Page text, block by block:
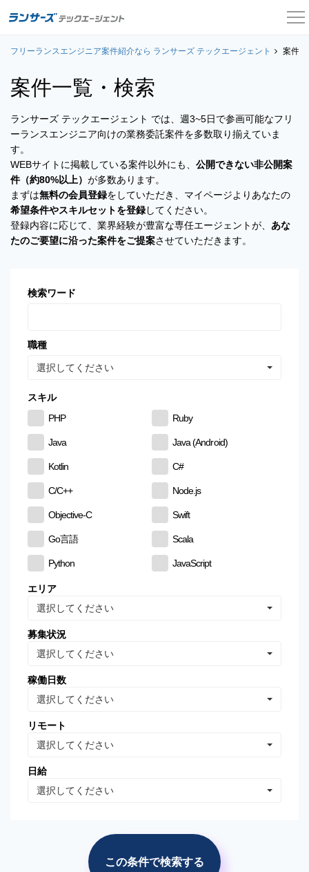
案件一覧
お役立ちコンテンツ
よくある質問
ログイン
会員登録
フリーランスエンジニア案件紹介なら ランサーズ テックエージェント 案件
案件一覧・検索
ランサーズ テックエージェント では、週3~5日で参画可能なフリ
ーランスエンジニア向けの業務委託案件を多数取り揃えていま
す。
WEBサイトに掲載している案件以外にも、 公開できない非公開案
件（約80%以上） が多数あります。
まずは無料の会員登録をしていただき、マイページよりあなたの
希望条件やスキルセットを登録してください。
登録内容に応じて、業界経験が豊富な専任エージェントが、 あな
たのご要望に沿った案件をご提案させていただきます。
検索ワード
職種
選択してください
スキル
PHP
Ruby
Java Java (Android)
Kotlin C#
C/C++ Node.js
Objective-C Swift
Go言語 Scala
Python JavaScript
CSS
MySQL
Oracle Database
Linux
VB.NET
WordPress
市場調査・分析 競合調査・分析
エリア
選択してください
募集状況
選択してください
稼働日数
選択してください
リモート
選択してください
日給
選択してください
この条件で検索する